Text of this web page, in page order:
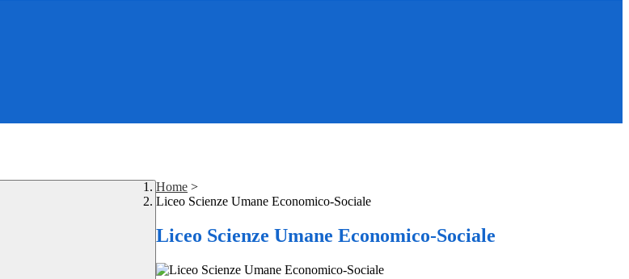
Home >
Liceo Scienze Umane Economico-Sociale
Liceo Scienze Umane Economico-Sociale